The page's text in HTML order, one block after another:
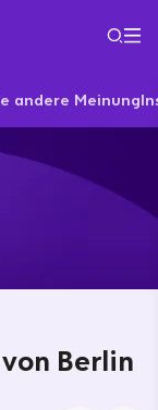
andere Meinung
Berlin